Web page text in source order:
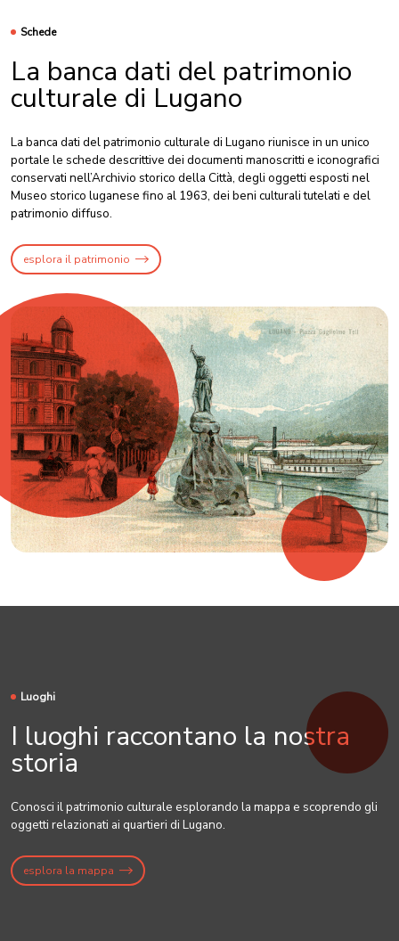
Schede
La banca dati del patrimonio
culturale di Lugano
La banca dati del patrimonio culturale di Lugano riunisce in un unico
portale le schede descrittive dei documenti manoscritti e iconografici
conservati nell’Archivio storico della Città, degli oggetti esposti nel
Museo storico luganese fino al 1963, dei beni culturali tutelati e del
patrimonio diffuso.
esplora il patrimonio
Luoghi
I luoghi raccontano la nostra
storia
Conosci il patrimonio culturale esplorando la mappa e scoprendo gli
oggetti relazionati ai quartieri di Lugano.
esplora la mappa